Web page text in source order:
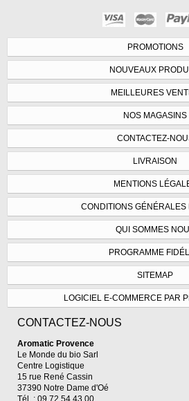
PROMOTIONS
NOUVEAUX
MEILLEURES
NOS MAGASINS
CONTACTEZ-
LIVRAISON
MENTIONS
CONDITIONS GÉNÉRALES
QUI SOMMES
PROGRAMME
SITEMAP
LOGICIEL E-COMMERCE PAR
CONTACTEZ-NOUS
Aromatic Provence
Le Monde du bio Sarl
Centre Logistique
15 rue René Cassin
37390 Notre Dame d'Oé
Tél. : 09.72.54.43.00